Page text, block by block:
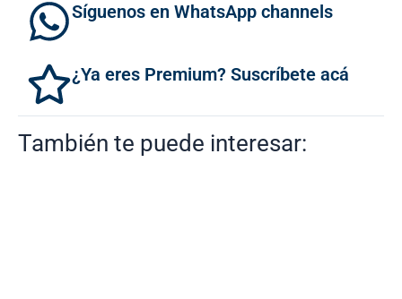
Síguenos en WhatsApp channels
¿Ya eres Premium? Suscríbete acá
También te puede interesar: